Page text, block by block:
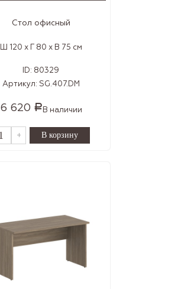
Стол офисный
Ш 120 x Г 80 x В 75 см
ID: 80329
Артикул: SG.407.DM
6 620 Р В наличии
+